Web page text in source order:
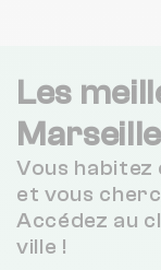
CABINET PAUL STEIN
NESTENN
Les
Marseille
Vous
et vous
Accédez au
ville !